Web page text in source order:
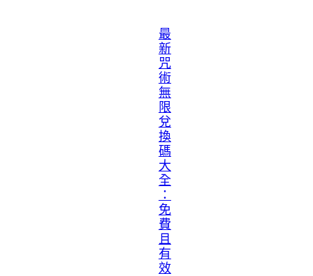
最
新
咒
術
無
限
兌
換
碼
大
全
：
免
費
且
有
效